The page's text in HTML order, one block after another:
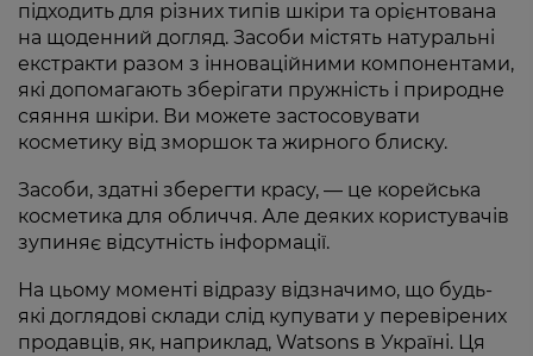
підходить для різних типів шкіри та орієнтована
на щоденний догляд. Засоби містять натуральні
екстракти разом з інноваційними компонентами,
які допомагають зберігати пружність і природне
сяяння шкіри. Ви можете застосовувати
косметику від зморшок та жирного блиску.
Засоби, здатні зберегти красу, — це корейська
косметика для обличчя. Але деяких користувачів
зупиняє відсутність інформації.
На цьому моменті відразу відзначимо, що будь-
які доглядові склади слід купувати у перевірених
продавців, як, наприклад, Watsons в Україні. Ця